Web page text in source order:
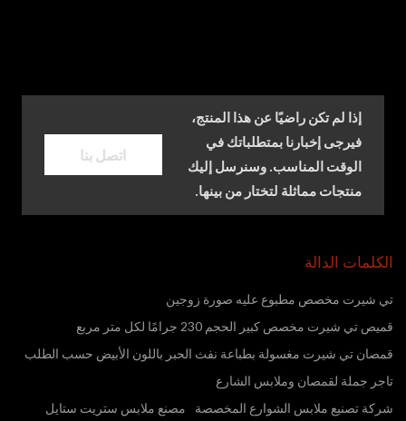
إذا لم تكن راضيًا عن هذا المنتج،
فيرجى إخبارنا بمتطلباتك في
الوقت المناسب. وسنرسل إليك
منتجات مماثلة لتختار من بينها.
اتصل بنا
الكلمات الدالة
تي شيرت مخصص مطبوع عليه صورة زوجين
قميص تي شيرت مخصص كبير الحجم 230 جرامًا لكل متر مربع
قمصان تي شيرت مغسولة بطباعة نفث الحبر باللون الأبيض حسب الطلب
تاجر جملة لقمصان وملابس الشارع
شركة تصنيع ملابس الشوارع المخصصة
مصنع ملابس ستريت ستايل